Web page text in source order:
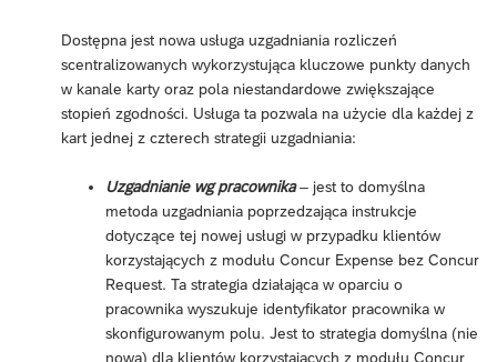
Dostępna jest nowa usługa uzgadniania rozliczeń
scentralizowanych wykorzystująca kluczowe punkty danych
w kanale karty oraz pola niestandardowe zwiększające
stopień zgodności. Usługa ta pozwala na użycie dla każdej z
kart jednej z czterech strategii uzgadniania:
Uzgadnianie wg pracownika– jest to domyślna
metoda uzgadniania poprzedzająca instrukcje
dotyczące tej nowej usługi w przypadku klientów
korzystających z modułu Concur Expense bez Concur
Request. Ta strategia działająca w oparciu o
pracownika wyszukuje identyfikator pracownika w
skonfigurowanym polu. Jest to strategia domyślna (nie
nowa) dla klientów korzystających z modułu Concur